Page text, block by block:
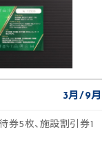
3月 9月
券5枚、施設割引券1